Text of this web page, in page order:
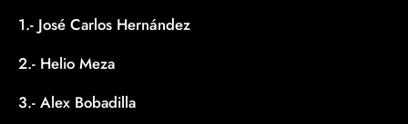
1.- José Carlos Hernández
2.- Helio Meza
3.- Alex Bobadilla